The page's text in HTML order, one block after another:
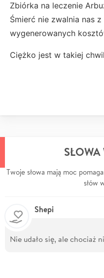
Zbiórka na leczenie
Śmierć nie zwalnia nas
wygenerowanych
Ciężko jest w takiej
Twoje słowa mają moc
słów
Shepi
Nie udało się, ale chociaż